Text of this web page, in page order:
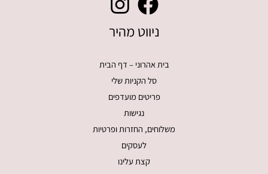
ניווט מהיר
בית אהרוני – דף הבית
סל הקניות שלי
פריטים מועדפים
נגישות
משלוחים, החזרות ופרטיות
לעסקים
קצת עלינו